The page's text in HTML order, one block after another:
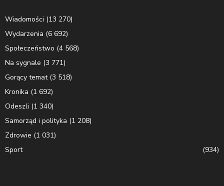
Wiadomości (13 270)
Wydarzenia (6 692)
Społeczeństwo (4 568)
Na sygnale (3 771)
Gorący temat(3 518)
Kronika (1 692)
Odeszli (1 340)
Samorząd i polityka (1 208)
Zdrowie (1 031)
Sport
(934)